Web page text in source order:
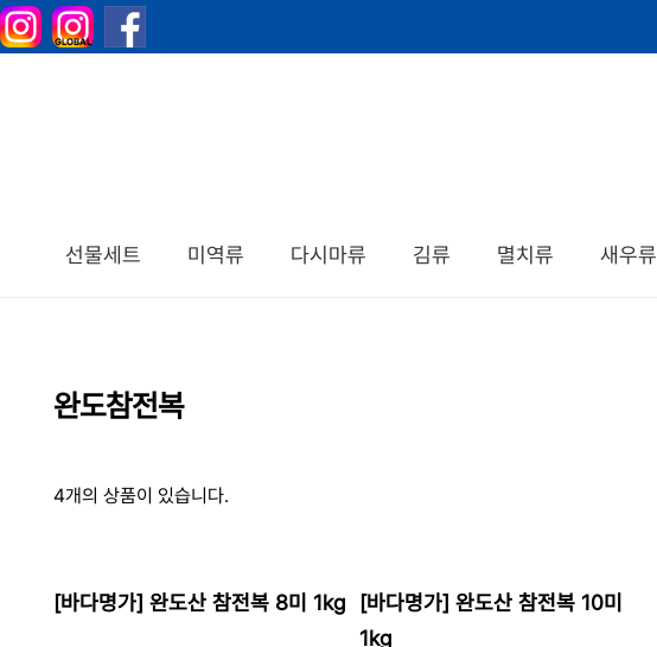
선물세트 미역류 다시마류 김류 멸치류 새우류
완도참전복
4개의 상품이 있습니다.
[바다명가] 완도산 참전복 8미 1kg
[바다명가] 완도산 참전복 10미
1kg